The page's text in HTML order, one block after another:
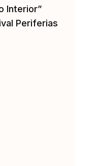
Interior”
Periferias